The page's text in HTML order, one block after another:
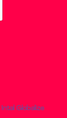
Intal Globalize